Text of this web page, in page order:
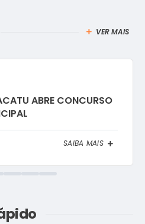
VER MAIS
ABRE CONCURSO
SAIBA MAIS